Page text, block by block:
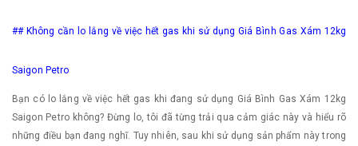
## Không cần lo lắng về việc hết gas khi sử dụng Giá Bình Gas Xám 12kg
Saigon Petro
Bạn có lo lắng về việc hết gas khi đang sử dụng Giá Bình Gas Xám 12kg
Saigon Petro không? Đừng lo, tôi đã từng trải qua cảm giác này và hiểu rõ
những điều bạn đang nghĩ. Tuy nhiên, sau khi sử dụng sản phẩm này trong